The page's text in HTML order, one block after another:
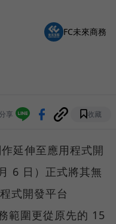
FC未來商務
享 收藏
延伸至應用程式開
6 日）正式將其無
式開發平台
範圍更從原先的 15